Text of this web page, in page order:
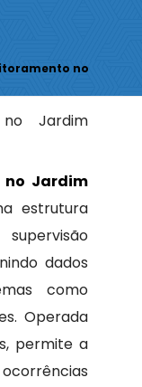
no
no Jardim
estrutura
dados
como
Operada
permite a